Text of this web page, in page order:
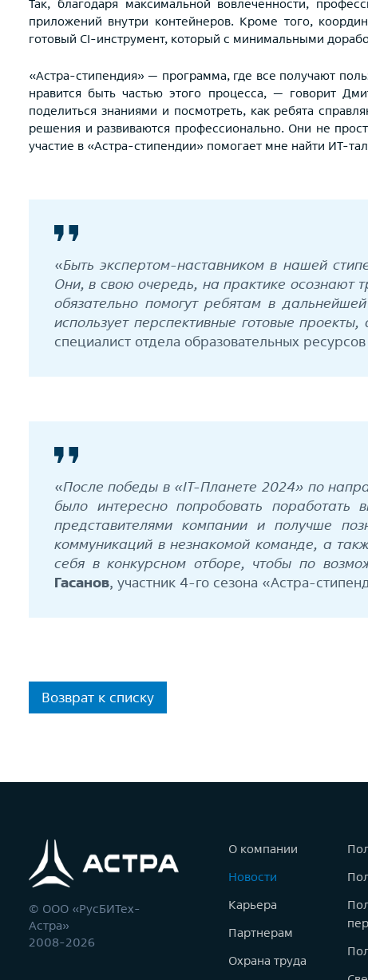
Так, благодаря максимальной вовлеченности,
приложений внутри контейнеров. Кроме того,
готовый CI-инструмент, который с минимальными
«Астра-стипендия» — программа, где все получают
нравится быть частью этого процесса, — говорит
поделиться знаниями и посмотреть, как ребята
решения и развиваются профессионально. Они не
участие в «Астра-стипендии» помогает мне найти ИТ-
«Быть экспертом-наставником в нашей
Они, в свою очередь, на практике осознают
обязательно помогут ребятам в
использует перспективные готовые
специалист отдела образовательных
«После победы в «IТ-Планете 2024» по
было интересно попробовать
представителями компании и получше
коммуникаций в незнакомой команде, а
себя в конкурсном отборе, чтобы по
Гасанов , участник 4-го сезона «Астра-
Возврат к списку
© ООО «РусБИТех-
Астра»
2008-2026
О компании
Новости
Карьера
Партнерам
Охрана труда